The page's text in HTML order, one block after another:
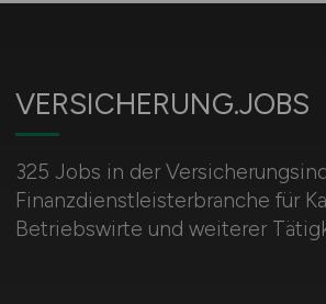
VERSICHERUNG.JOBS
325 Jobs in der
Finanzdienstleisterbranche für
Betriebswirte und weiterer